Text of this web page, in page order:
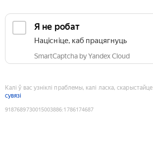
Я не робат
Націсніце, каб працягнуць
SmartCaptcha by Yandex Cloud
Калі ў вас узніклі праблемы, калі ласка, скарыстайце
сувязі
9187689730015003886:1786174687